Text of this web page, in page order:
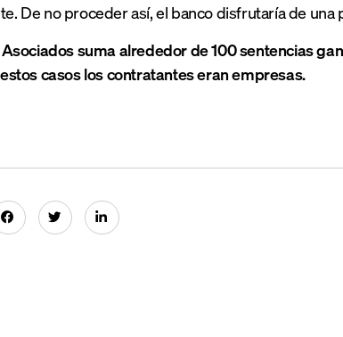
De no proceder así, el banco disfrutaría de una
suma alrededor de 100 sentencias
casos los contratantes eran empresas.